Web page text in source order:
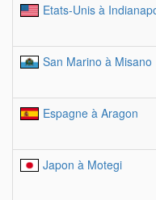
Etats-Unis à
San Marino à Misano
Espagne à Aragon
Japon à Motegi